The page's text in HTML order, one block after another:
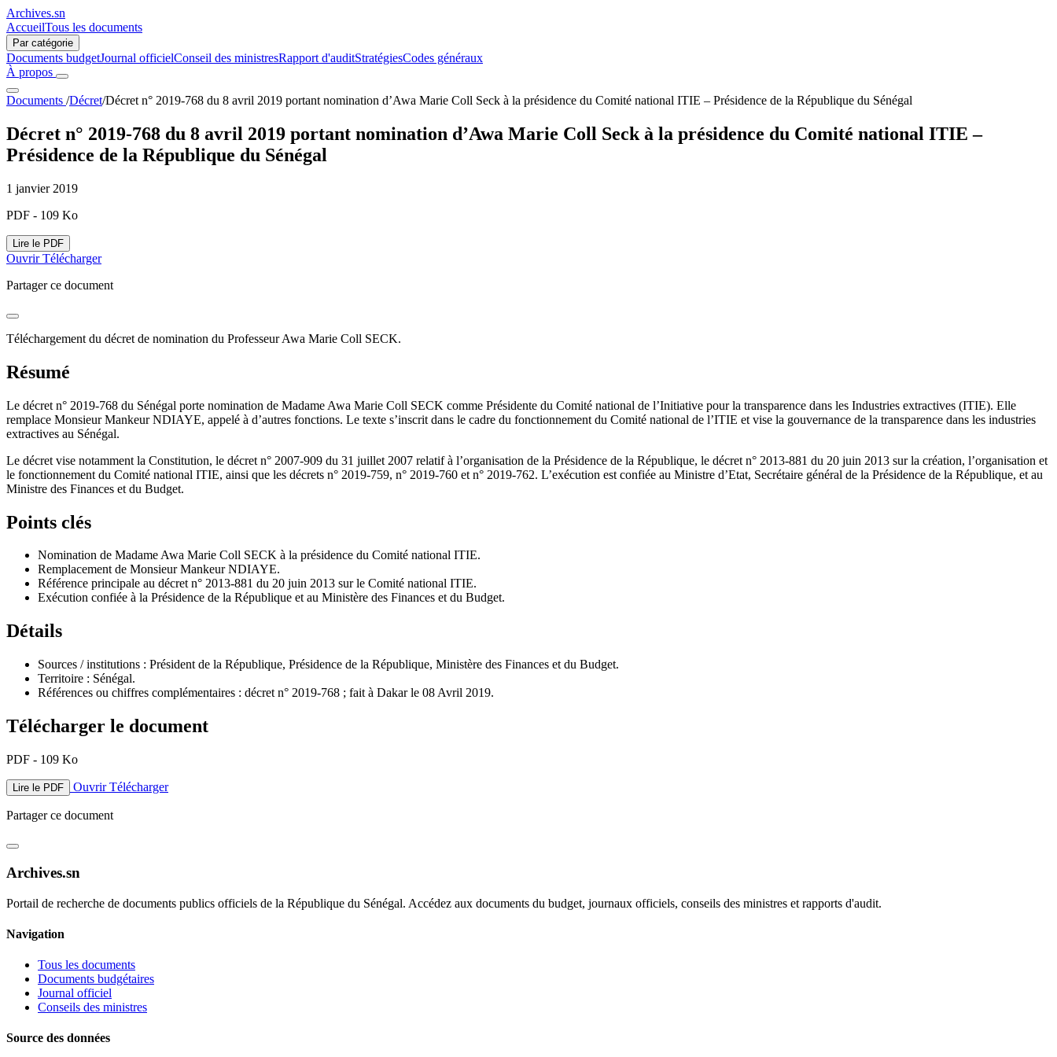
Archives.sn
AccueilTous les documents
Par catégorie
Documents budgetJournal officielConseil des ministresRapport d'auditStratégiesCodes généraux
À propos
Documents /Décret/Décret n° 2019-768 du 8 avril 2019 portant nomination d’Awa Marie Coll Seck à la présidence du Comité national ITIE – Présidence de la République du Sénégal
Décret n° 2019-768 du 8 avril 2019 portant nomination d’Awa Marie Coll Seck à la présidence du Comité national ITIE –
Présidence de la République du Sénégal
1 janvier 2019
PDF - 109 Ko
Lire le PDF
OuvrirTélécharger
Partager ce document
Téléchargement du décret de nomination du Professeur Awa Marie Coll SECK.
Résumé
Le décret n° 2019-768 du Sénégal porte nomination de Madame Awa Marie Coll SECK comme Présidente du Comité national de l’Initiative pour la transparence dans les Industries extractives (ITIE). Elle
remplace Monsieur Mankeur NDIAYE, appelé à d’autres fonctions. Le texte s’inscrit dans le cadre du fonctionnement du Comité national de l’ITIE et vise la gouvernance de la transparence dans les industries
extractives au Sénégal.
Le décret vise notamment la Constitution, le décret n° 2007-909 du 31 juillet 2007 relatif à l’organisation de la Présidence de la République, le décret n° 2013-881 du 20 juin 2013 sur la création, l’organisation et
le fonctionnement du Comité national ITIE, ainsi que les décrets n° 2019-759, n° 2019-760 et n° 2019-762. L’exécution est confiée au Ministre d’Etat, Secrétaire général de la Présidence de la République, et au
Ministre des Finances et du Budget.
Points clés
Nomination de Madame Awa Marie Coll SECK à la présidence du Comité national ITIE.
Remplacement de Monsieur Mankeur NDIAYE.
Référence principale au décret n° 2013-881 du 20 juin 2013 sur le Comité national ITIE.
Exécution confiée à la Présidence de la République et au Ministère des Finances et du Budget.
Détails
Sources / institutions : Président de la République, Présidence de la République, Ministère des Finances et du Budget.
Territoire : Sénégal.
Références ou chiffres complémentaires : décret n° 2019-768 ; fait à Dakar le 08 Avril 2019.
Télécharger le document
PDF - 109 Ko
Lire le PDF OuvrirTélécharger
Partager ce document
Archives.sn
Portail de recherche de documents publics officiels de la République du Sénégal. Accédez aux documents du budget, journaux officiels, conseils des ministres et rapports d'audit.
Navigation
Tous les documents
Documents budgétaires
Journal officiel
Conseils des ministres
Source des données